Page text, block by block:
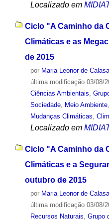
Localizado em
Ciclo "A Caminho da
Climáticas e as
de 2015
por Maria Leonor de
última modificação03/08/
Ciências Ambientais,
Sociedade, Meio Ambiente,
Mudanças Climáticas,
Localizado em
Ciclo "A Caminho da
Climáticas e a
outubro de 2015
por Maria Leonor de
última modificação03/08/
Recursos Naturais Grupo